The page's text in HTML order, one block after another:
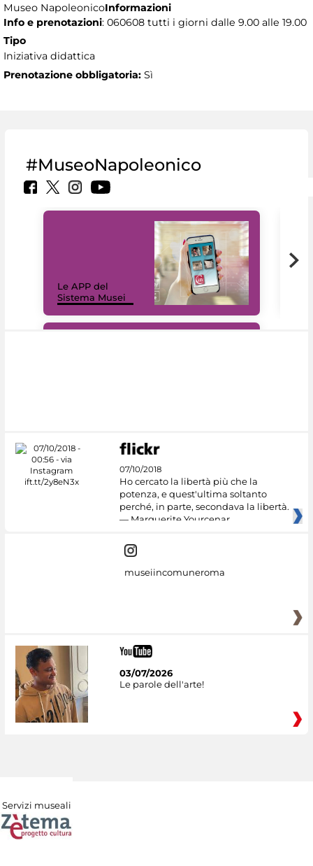
Museo NapoleonicoInformazioni
Info e prenotazioni: 060608 tutti i giorni dalle 9.00 alle 19.00
Tipo
Iniziativa didattica
Prenotazione obbligatoria: Sì
#MuseoNapoleonico
Le APP del
Sistema Musei
07/10/2018
Ho cercato la libertà più che la
potenza, e quest'ultima soltanto
perché, in parte, secondava la libertà.
— Marguerite Yourcenar
museiincomuneroma
03/07/2026
Le parole dell'arte!
Servizi museali